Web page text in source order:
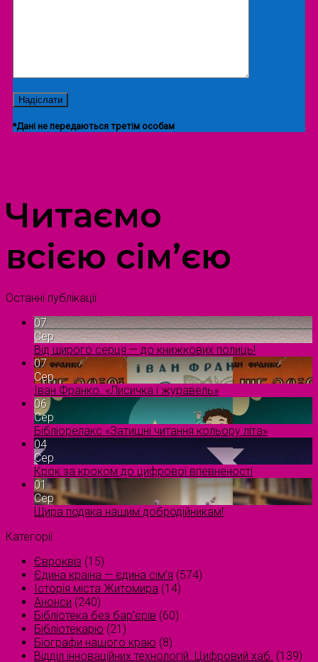
*Дані не передаються третім особам
Читаємо
всією сім’єю
Останні публікації
07
Сер
Від щирого серця — до книжкових полиць!
07
Сер
Іван Франко. «Лисичка і журавель»
06
Сер
Бібліорелакс «Затишні читання кольору літа»
04
Сер
Крок за кроком до цифрової впевненості
01
Сер
Щира подяка нашим добродійникам!
Категорії
Євроквіз (15)
Єдина країна — єдина сім’я (574)
Історія міста Житомира (14)
Анонси (240)
Бібліотека без бар'єрів (60)
Бібліотекарю (21)
Біографи нашого краю (8)
Відділ інноваційних технологій. Цифровий хаб. (139)